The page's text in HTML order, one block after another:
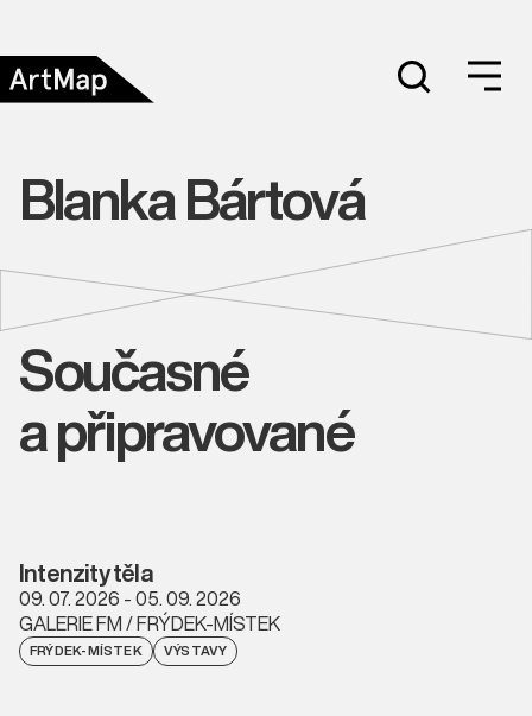
Blanka Bártová
Současné
a připravované
Intenzity těla
09. 07. 2026 - 05. 09. 2026
GALERIE FM / FRÝDEK-MÍSTEK
FRÝDEK-MÍSTEK VÝSTAVY